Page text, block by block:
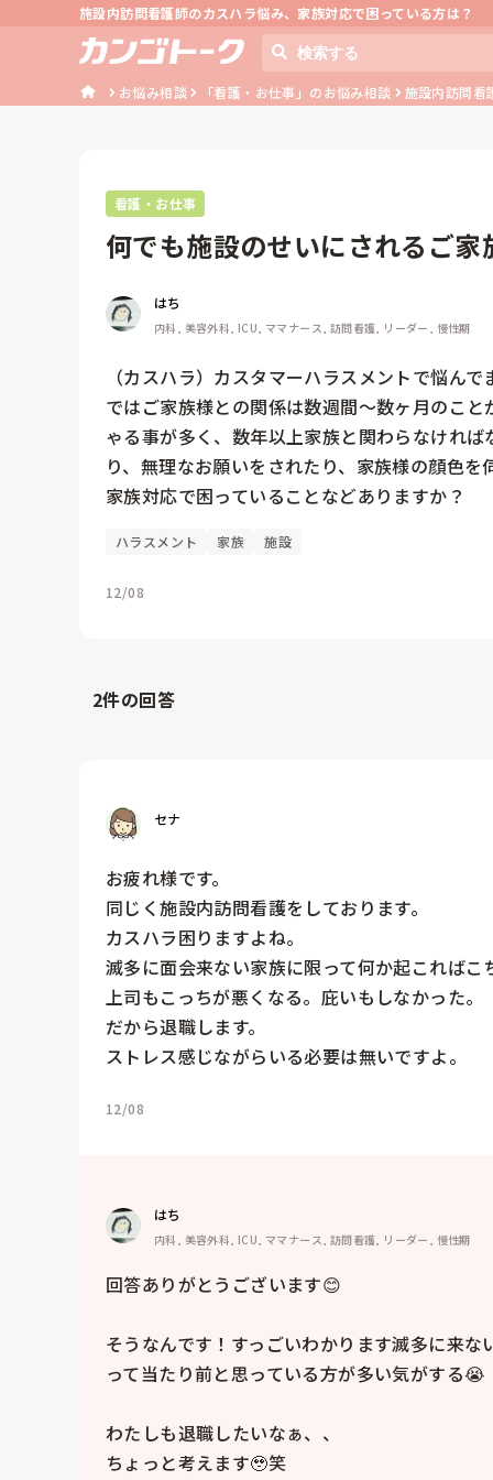
施設内訪問看護師のカスハラ悩み、家族対応で困っている方は？
お悩み相談 「看護・お仕事」のお悩み相談 施設内訪問看
看護・お仕事
何でも施設のせいにされるご家
はち
内科, 美容外科, ICU, ママナース, 訪問看護, リーダー, 慢性期
（カスハラ）カスタマーハラスメントで悩ん
ではご家族様との関係は数週間〜数ヶ月のこ
ゃる事が多く、数年以上家族と関わらなけれ
り、無理なお願いをされたり、家族様の顔色
家族対応で困っていることなどありますか？
ハラスメント 家族 施設
12/08
2件の回答
セナ
お疲れ様です。
同じく施設内訪問看護をしております。
カスハラ困りますよね。
滅多に面会来ない家族に限って何か起こればこ
上司もこっちが悪くなる。庇いもしなかった。
だから退職します。
ストレス感じながらいる必要は無いですよ。
12/08
はち
内科, 美容外科, ICU, ママナース, 訪問看護, リーダー, 慢性期
回答ありがとうございます😊
そうなんです！すっごいわかります滅多に来
って当たり前と思っている方が多い気がする😭
わたしも退職したいなぁ、、
ちょっと考えます🥹笑